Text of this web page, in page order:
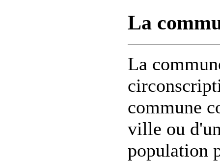
La
La
commune
ville ou
population